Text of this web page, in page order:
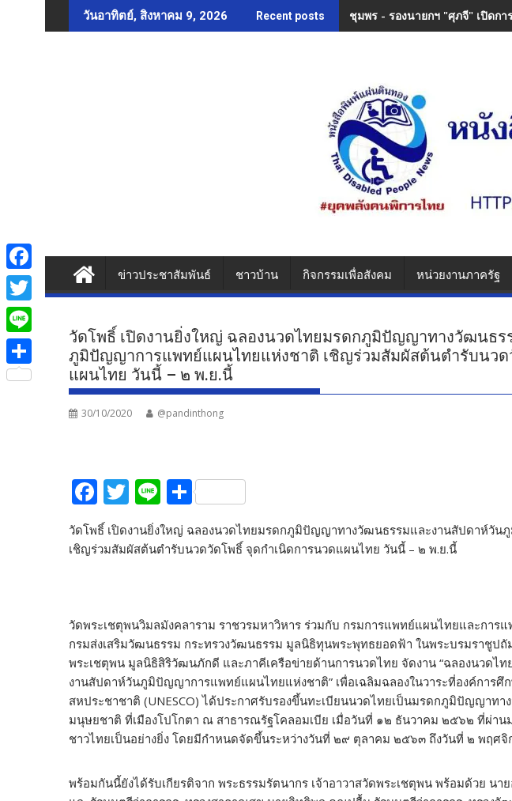
to
วันอาทิตย์, สิงหาคม 9, 2026 Recent posts ชุมพร - รองนายกฯ "ศุภจี" เปิดก
ข่าวประชาสัมพันธ์ ชาวบ้าน กิจกรรมเพื่อสังคม หน่วยงานภาครัฐ
วัดโพธิ์ เปิดงานยิ่งใหญ่ ฉลองนวดไทยมรดกภูมิปัญญาทางวัฒนธร
ภูมิปัญญาการแพทย์แผนไทยแห่งชาติ เชิญร่วมสัมผัสต้นตำรับนวด
แผนไทย วันนี้ – ๒ พ.ย.นี้
30/10/2020 @pandinthong
F
ac
e
o
k
T
w
itt
Li
n
e
S
ar
วัดโพธิ์ เปิดงานยิ่งใหญ่ ฉลองนวดไทยมรดกภูมิปัญญาทางวัฒนธรรมและงานสัปดาห์วั
เชิญร่วมสัมผัสต้นตำรับนวดวัดโพธิ์ จุดกำเนิดการนวดแผนไทย วันนี้ – ๒ พ.ย.นี้
วัดพระเชตุพนวิมลมังคลาราม ราชวรมหาวิหาร ร่วมกับ กรมการแพทย์แผนไทยและการ
กรมส่งเสริมวัฒนธรรม กระทรวงวัฒนธรรม มูลนิธิทุนพระพุทธยอดฟ้า ในพระบรมราชูป
พระเชตุพน มูลนิธิสิริวัฒนภักดี และภาคีเครือข่ายด้านการนวดไทย จัดงาน “ฉลองนวด
งานสัปดาห์วันภูมิปัญญาการแพทย์แผนไทยแห่งชาติ” เพื่อเฉลิมฉลองในวาระที่องค์การ
สหประชาชาติ (UNESCO) ได้ประกาศรับรองขึ้นทะเบียนนวดไทยเป็นมรดกภูมิปัญญาท
มนุษยชาติ ที่เมืองโปโกตา ณ สาธารณรัฐโคลอมเบีย เมื่อวันที่ ๑๒ ธันวาคม ๒๕๖๒ ที่ผ่าน
ชาวไทยเป็นอย่างยิ่ง โดยมีกำหนดจัดขึ้นระหว่างวันที่ ๒๙ ตุลาคม ๒๕๖๓ ถึงวันที่ ๒ พฤศ
พร้อมกันนี้ยังได้รับเกียรติจาก พระธรรมรัตนากร เจ้าอาวาสวัดพระเชตุพน พร้อมด้วย น
F
a
c
e
b
T
w
i
L
iS